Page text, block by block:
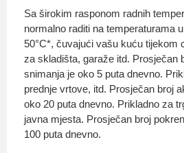
Sa širokim rasponom radnih
normalno raditi na temperaturama
50°C*, čuvajući vašu kuću tijekom
za skladišta, garaže itd. Prosječan
snimanja je oko 5 puta dnevno.
prednje vrtove, itd. Prosječan broj
oko 20 puta dnevno. Prikladno za
javna mjesta. Prosječan broj
100 puta dnevno.